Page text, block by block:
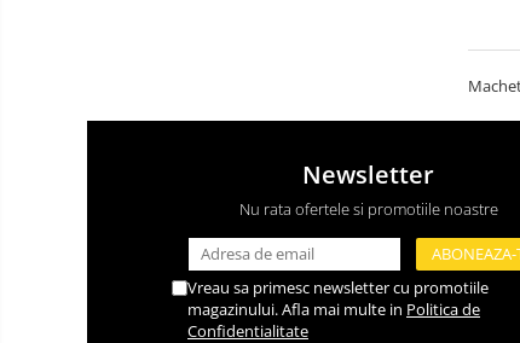
Newsletter
Nu rata ofertele si promotiile noastre
Vreau sa primesc newsletter cu promotiile
magazinului. Afla mai multe in Politica de
Confidentialitate